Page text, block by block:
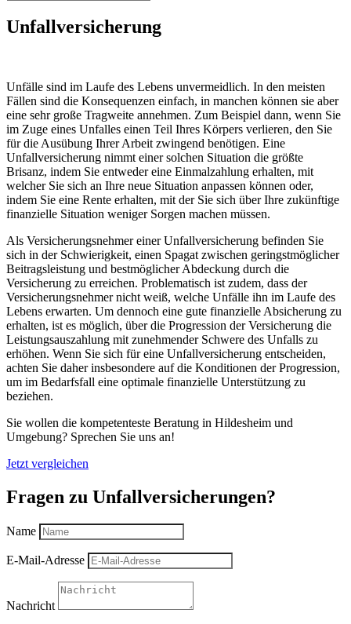
Unfallversicherung
Unfälle sind im Laufe des Lebens unvermeidlich. In den meisten
Fällen sind die Konsequenzen einfach, in manchen können sie aber
eine sehr große Tragweite annehmen. Zum Beispiel dann, wenn Sie
im Zuge eines Unfalles einen Teil Ihres Körpers verlieren, den Sie
für die Ausübung Ihrer Arbeit zwingend benötigen. Eine
Unfallversicherung nimmt einer solchen Situation die größte
Brisanz, indem Sie entweder eine Einmalzahlung erhalten, mit
welcher Sie sich an Ihre neue Situation anpassen können oder,
indem Sie eine Rente erhalten, mit der Sie sich über Ihre zukünftige
finanzielle Situation weniger Sorgen machen müssen.
Als Versicherungsnehmer einer Unfallversicherung befinden Sie
sich in der Schwierigkeit, einen Spagat zwischen geringstmöglicher
Beitragsleistung und bestmöglicher Abdeckung durch die
Versicherung zu erreichen. Problematisch ist zudem, dass der
Versicherungsnehmer nicht weiß, welche Unfälle ihn im Laufe des
Lebens erwarten. Um dennoch eine gute finanzielle Absicherung zu
erhalten, ist es möglich, über die Progression der Versicherung die
Leistungsauszahlung mit zunehmender Schwere des Unfalls zu
erhöhen. Wenn Sie sich für eine Unfallversicherung entscheiden,
achten Sie daher insbesondere auf die Konditionen der Progression,
um im Bedarfsfall eine optimale finanzielle Unterstützung zu
beziehen.
Sie wollen die kompetenteste Beratung in Hildesheim und
Umgebung? Sprechen Sie uns an!
Jetzt vergleichen
Fragen zu Unfallversicherungen?
Name
E-Mail-Adresse
Nachricht